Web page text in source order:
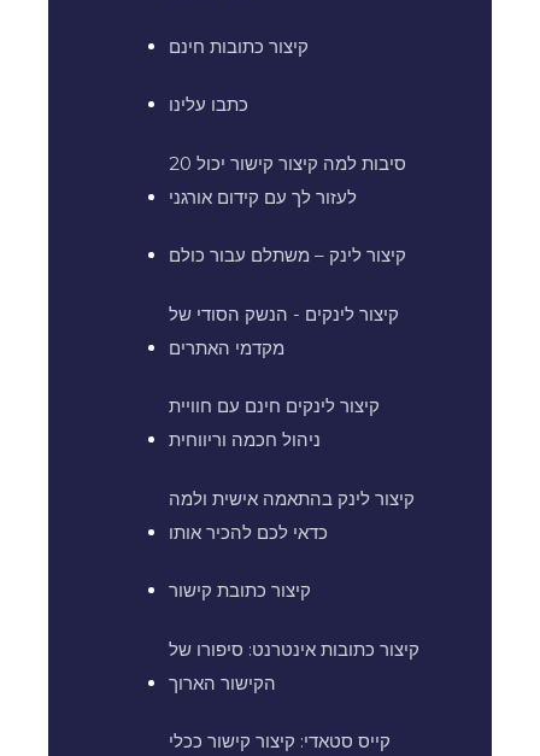
קיצור כתובות חינם
כתבו עלינו
20 סיבות למה קיצור קישור יכול
לעזור לך עם קידום אורגני
קיצור לינק – משתלם עבור כולם
קיצור לינקים - הנשק הסודי של
מקדמי האתרים
קיצור לינקים חינם עם חוויית
ניהול חכמה וריווחית
קיצור לינק בהתאמה אישית ולמה
כדאי לכם להכיר אותו
קיצור כתובת קישור
קיצור כתובות אינטרנט: סיפורו של
הקישור הארוך
קייס סטאדי: קיצור קישור ככלי